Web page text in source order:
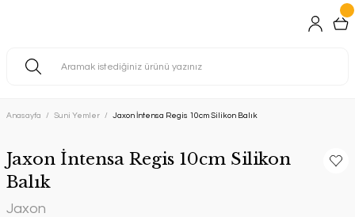
Anasayfa Suni Yemler Jaxon İntensa Regis 10cm Silikon Balık
Jaxon İntensa Regis 10cm Silikon
Balık
Jaxon